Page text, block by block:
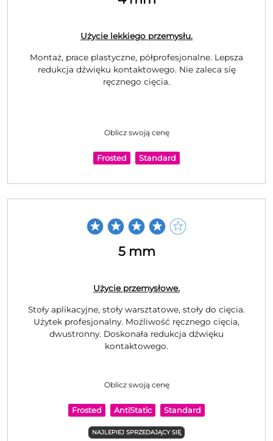
Użycie lekkiego przemysłu.
Montaż, prace plastyczne, półprofesjonalne. Lepsza
redukcja dźwięku kontaktowego. Nie zaleca się
ręcznego cięcia.
Oblicz swoją cenę
Frosted Standard
5 mm
Użycie przemysłowe.
Stoły aplikacyjne, stoły warsztatowe, stoły do cięcia.
Użytek profesjonalny. Możliwość ręcznego cięcia,
dwustronny. Doskonała redukcja dźwięku
kontaktowego.
Oblicz swoją cenę
Frosted AntiStatic Standard
NAJLEPIEJ SPRZEDAJĄCY SIĘ